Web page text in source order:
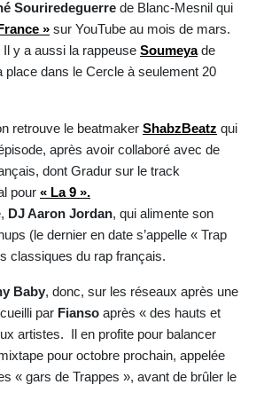
Souriredeguerre de Blanc-Mesnil qui
» sur YouTube au mois de mars.
la rappeuse Soumeyade
place dans le Cercle à seulement 20
retrouve le beatmaker ShabzBeatz qui
après avoir collaboré avec de
dont Gradur sur le track
pour « La 9 ».
DJ Aaron Jordan, qui alimente son
(le dernier en date s’appelle « Trap
classiques du rap français.
Baby, donc, sur les réseaux après une
par Fianso après « des hauts et
artistes. Il en profite pour balancer
mixtape pour octobre prochain, appelée
« gars de Trappes », avant de brûler le